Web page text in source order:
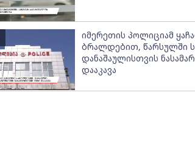
იმერეთის პოლიციამ
ბრალდებით, წარსულში
დანაშაულისთვის
დააკავა